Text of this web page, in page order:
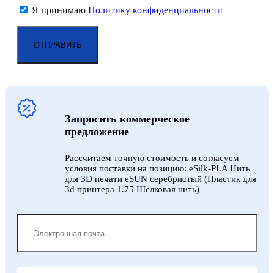
Я принимаю Политику конфиденциальности
Запросить коммерческое
предложение
Рассчитаем точную стоимость и согласуем
условия поставки на позицию: eSilk-PLA Нить
для 3D печати eSUN серебристый (Пластик для
3d принтера 1.75 Шёлковая нить)